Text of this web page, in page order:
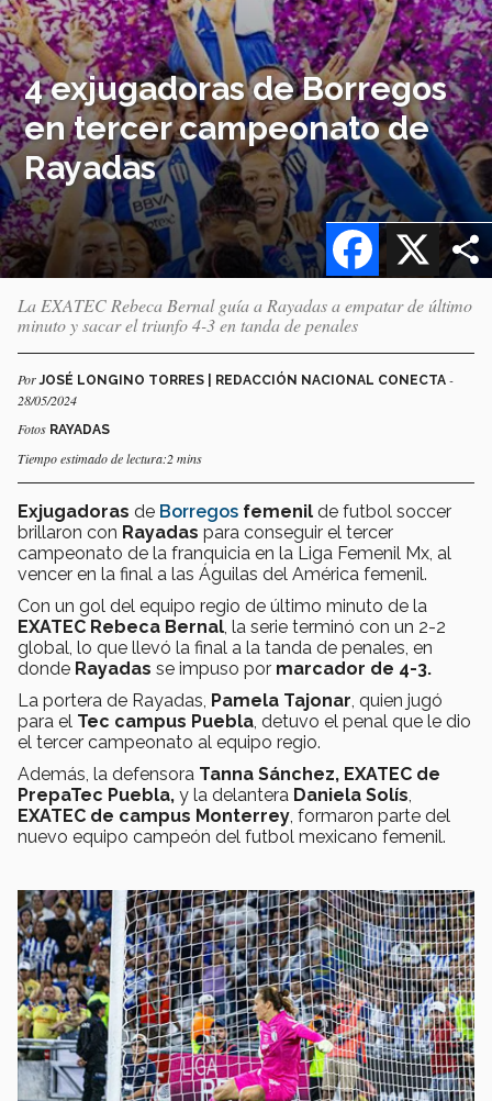
4 exjugadoras de Borregos
en tercer campeonato de
Rayadas
X
Facebook
La EXATEC Rebeca Bernal guía a Rayadas a empatar de último
minuto y sacar el triunfo 4-3 en tanda de penales
PorJOSÉ LONGINO TORRES | REDACCIÓN NACIONAL CONECTA -
28/05/2024
Fotos RAYADAS
Tiempo estimado de lectura:2 mins
Exjugadoras de Borregos femenil de futbol soccer
brillaron con Rayadas para conseguir el tercer
campeonato de la franquicia en la Liga Femenil Mx, al
vencer en la final a las Águilas del América femenil.
Con un gol del equipo regio de último minuto de la
EXATEC Rebeca Bernal , la serie terminó con un 2-2
global, lo que llevó la final a la tanda de penales, en
donde Rayadas se impuso por marcador de 4-3.
La portera de Rayadas, Pamela Tajonar , quien jugó
para el Tec campus Puebla , detuvo el penal que le dio
el tercer campeonato al equipo regio.
Además, la defensora Tanna Sánchez, EXATEC de
PrepaTec Puebla, y la delantera Daniela Solís
EXATEC de campus Monterrey , formaron parte del
nuevo equipo campeón del futbol mexicano femenil.